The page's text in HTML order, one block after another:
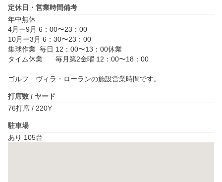
定休日・営業時間備考
年中無休
4月ー9月 6：00〜23：00
10月ー3月 6：30〜23：00
集球作業	毎日 12：00〜13：00休業
タイム休業	毎月第2金曜 12：00〜18：00
ゴルフ　ヴィラ・ローランの施設営業時間です。
打席数 / ヤード
76打席 / 220Y
駐車場
あり 105台